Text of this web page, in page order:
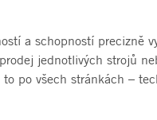
a schopností precizně
jednotlivých strojů
po všech stránkách –